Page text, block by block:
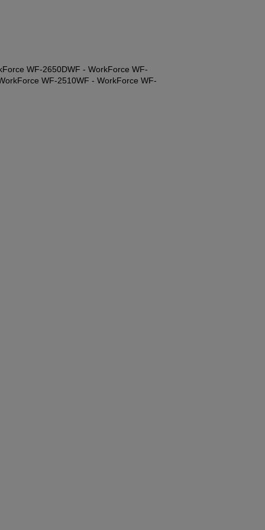
WF-2650DWF - WorkForce WF-
WF-2510WF - WorkForce WF-